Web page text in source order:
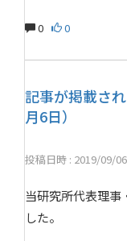
0 0
記事が掲載さ
月6日）
投稿日時 : 2019/09/06
当研究所代表理
した。